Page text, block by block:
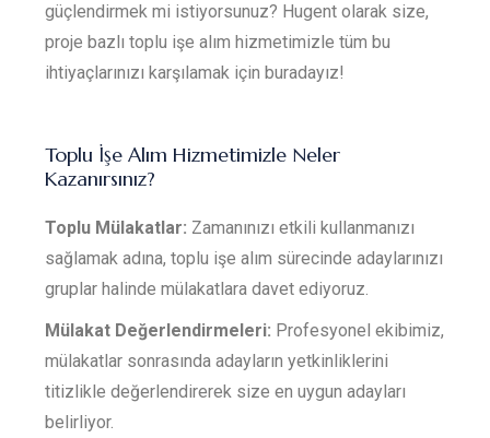
güçlendirmek mi istiyorsunuz? Hugent olarak size,
proje bazlı toplu işe alım hizmetimizle tüm bu
ihtiyaçlarınızı karşılamak için buradayız!
Toplu İşe Alım Hizmetimizle Neler
Kazanırsınız?
Toplu Mülakatlar: Zamanınızı etkili kullanmanızı
sağlamak adına, toplu işe alım sürecinde adaylarınızı
gruplar halinde mülakatlara davet ediyoruz.
Mülakat Değerlendirmeleri: Profesyonel ekibimiz,
mülakatlar sonrasında adayların yetkinliklerini
titizlikle değerlendirerek size en uygun adayları
belirliyor.